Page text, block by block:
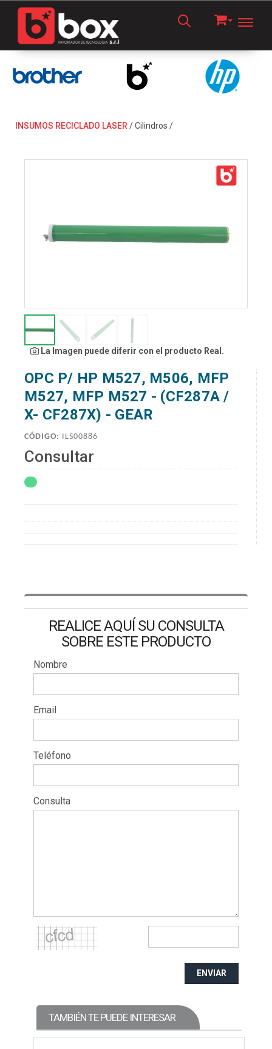
INSUMOS RECICLADO LASER/Cilindros /
La Imagen puede diferir con el producto Real.
OPC P/ HP M527, M506, MFP
M527, MFP M527 - (CF287A /
X- CF287X) - GEAR
CÓDIGO: ILS00886
Consultar
REALICE AQUÍ SU CONSULTA
SOBRE ESTE PRODUCTO
Nombre
Email
Teléfono
Consulta
ENVIAR
TAMBIÉN TE PUEDE INTERESAR